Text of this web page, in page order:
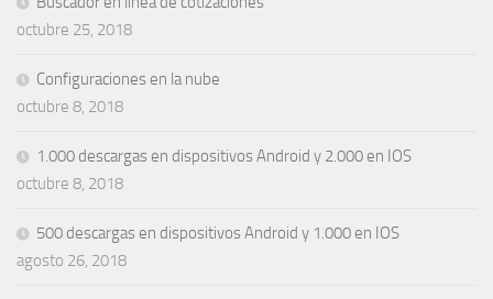
octubre 25, 2018
Configuraciones en la nube
octubre 8, 2018
1.000 descargas en dispositivos Android y 2.000 en IOS
octubre 8, 2018
500 descargas en dispositivos Android y 1.000 en IOS
agosto 26, 2018